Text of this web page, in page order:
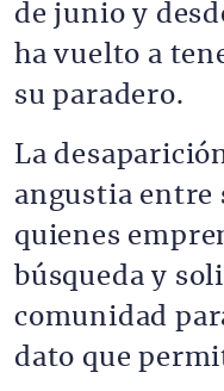
de junio y
ha vuelto a
su paradero.
La
angustia entre
quienes
búsqueda y
comunidad
dato que